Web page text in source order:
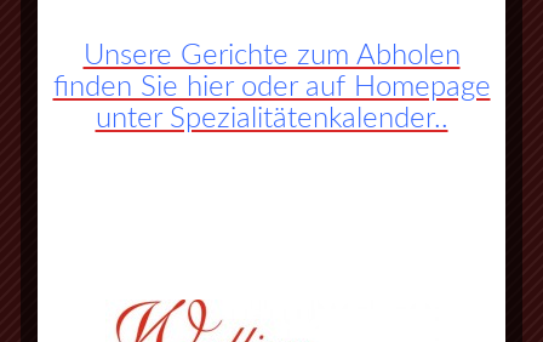
an der 3. Ampel rechts abbiegen
vorbei an Herbornseelbach und
Unsere Gerichte zum Abholen
finden Sie hier oder auf Homepage
unter Spezialitätenkalender..